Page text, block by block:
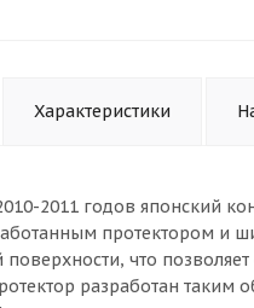
Характеристики
2011 годов японский
протектором и
что
разработан таким